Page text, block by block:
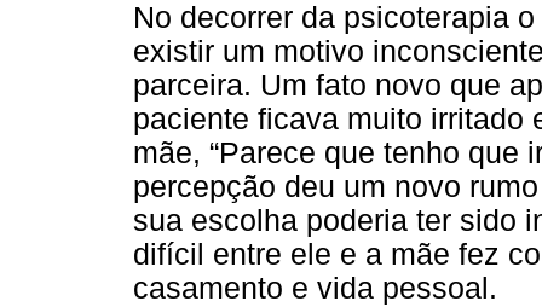
No decorrer da psicoterapia
existir um motivo
parceira. Um fato novo que
paciente ficava muito irritado
mãe, “Parece que tenho que
percepção deu um novo
sua escolha poderia ter sido
difícil entre ele e a mãe fez
casamento e vida pessoal.